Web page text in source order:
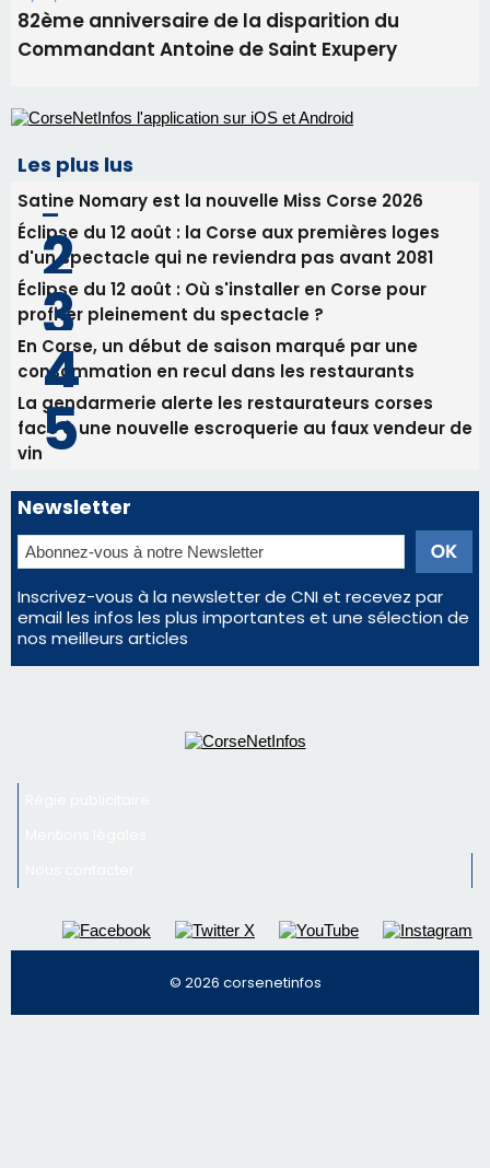
Éclipse du 12 août : Où s'installer en Corse pour
profiter pleinement du spectacle ?
consommation en recul dans les restaurants
face à une nouvelle escroquerie au faux vendeur de
vin
Newsletter
Inscrivez-vous à la newsletter de CNI et recevez par
email les infos les plus importantes et une sélection de
nos meilleurs articles
Régie publicitaire
Nous contacter
© 2026 corsenetinfos